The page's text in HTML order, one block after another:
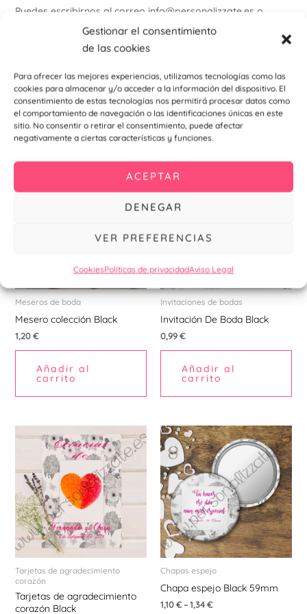
Gestionar el consentimiento
de las cookies
Para ofrecer las mejores experiencias, utilizamos tecnologías como las
cookies para almacenar y/o acceder a la información del dispositivo. El
consentimiento de estas tecnologías nos permitirá procesar datos como
el comportamiento de navegación o las identificaciones únicas en este
sitio. No consentir o retirar el consentimiento, puede afectar
negativamente a ciertas características y funciones.
ACEPTAR
DENEGAR
VER PREFERENCIAS
CookiesPolíticas de privacidadAviso Legal
Puedes escribirnos al correo info@personalizzate.es o
WhatsApp al 954 324 593para más
También te recomendamos…
Meseros de boda
Mesero colección Black
1,20€
Añadir al
carrito
Invitaciones de bodas
Invitación De Boda Black
0,99€
Añadir al
carrito
Tarjetas de agradecimiento
corazón
Tarjetas de agradecimiento
corazón Black
Chapas espejo
Chapa espejo Black 59mm
1,10€–1,34€
se